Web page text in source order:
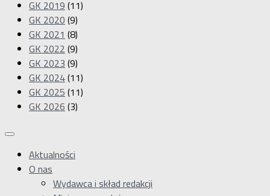
GK 2019 (11)
GK 2020 (9)
GK 2021 (8)
GK 2022 (9)
GK 2023 (9)
GK 2024(11)
GK 2025 (11)
GK 2026 (3)
Aktualności
O nas
Wydawca i skład redakcji